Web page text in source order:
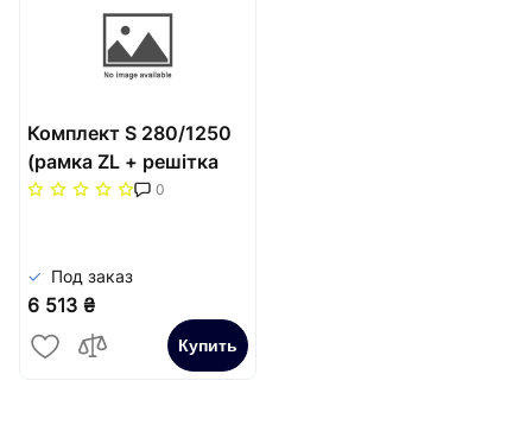
Комплект S 280/1250
(рамка ZL + решітка
НТ) Carrera Сатин
0
Под заказ
6 513 ₴
Купить